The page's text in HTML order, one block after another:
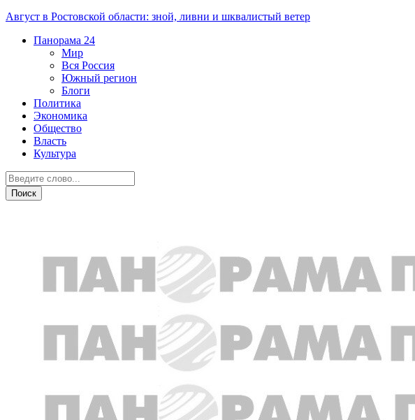
Август в Ростовской области: зной, ливни и шквалистый ветер
Панорама 24
Мир
Вся Россия
Южный регион
Блоги
Политика
Экономика
Общество
Власть
Культура